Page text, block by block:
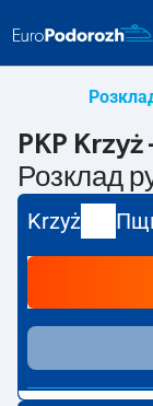
PKP
Розклад
Krzyż